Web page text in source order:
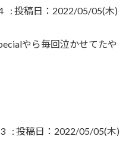
: 投稿日：2022/05/05(木)
やら毎回泣かせてたや
: 投稿日：2022/05/05(木)